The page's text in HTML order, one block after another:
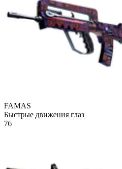
FAMAS
Быстрые движения глаз
76